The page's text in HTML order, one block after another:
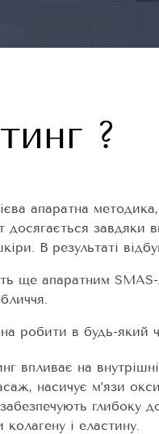
?
апаратна
досягається
В результаті
ще апаратним
робити в будь-який
впливає на
насичує м’язи
глибоку
колагену і еластину.